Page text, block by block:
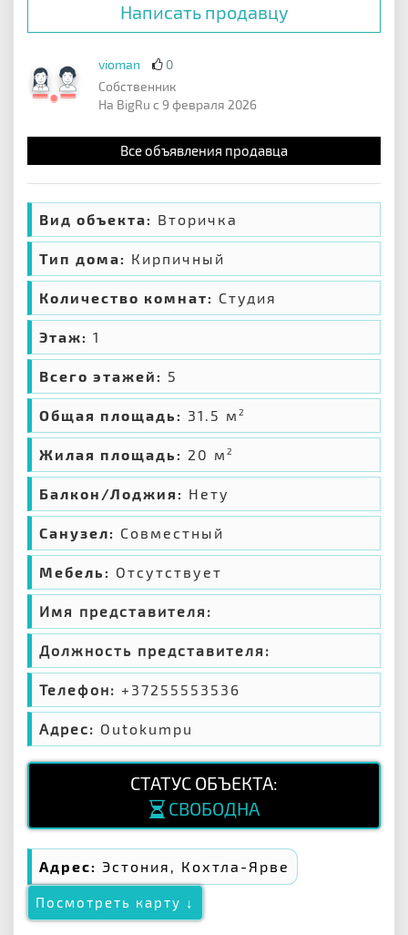
Написать продавцу
vioman
0
Собственник
На BigRu с 9 февраля 2026
Все объявления продавца
Вид объекта: Вторичка
Тип дома: Кирпичный
Количество комнат: Студия
Этаж: 1
Всего этажей: 5
Общая площадь: 31.5 м 2
Жилая площадь: 20 м 2
Балкон/Лоджия: Нету
Санузел: Совместный
Мебель: Отсутствует
Имя представителя:
Должность представителя:
Телефон: +37255553536
Адрес: Outokumpu
СТАТУС ОБЪЕКТА:
СВОБОДНА
Адрес: Эстония, Кохтла-Ярве
Посмотреть карту ↓